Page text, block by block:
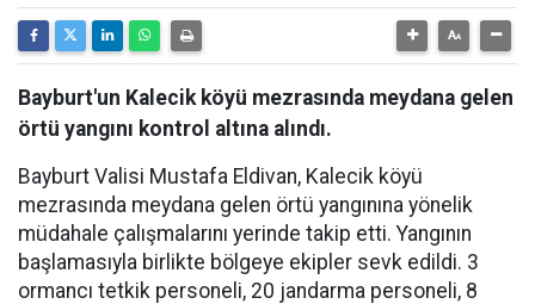
Bayburt'un Kalecik köyü mezrasında meydana gelen
örtü yangını kontrol altına alındı.
Bayburt Valisi Mustafa Eldivan, Kalecik köyü
mezrasında meydana gelen örtü yangınına yönelik
müdahale çalışmalarını yerinde takip etti. Yangının
başlamasıyla birlikte bölgeye ekipler sevk edildi. 3
ormancı tetkik personeli, 20 jandarma personeli, 8